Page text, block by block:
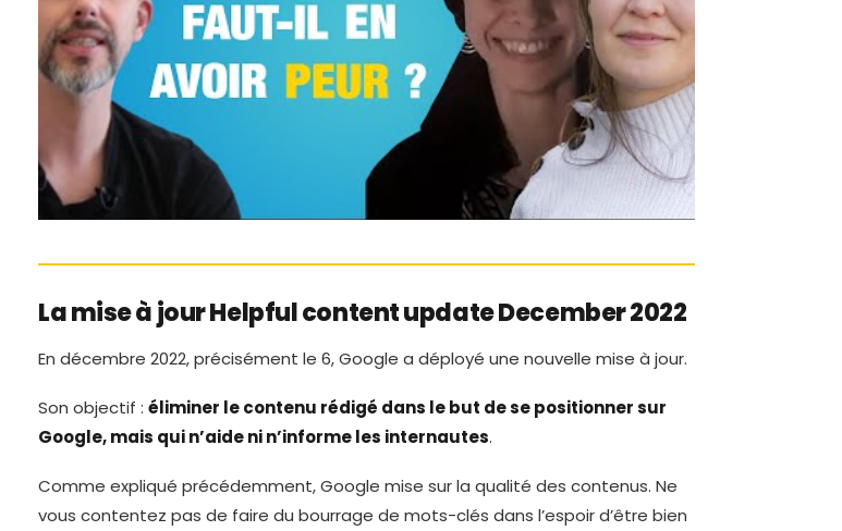
La mise à jour Helpful content update December 2022
En décembre 2022, précisément le 6, Google a déployé une nouvelle mise à jour.
Son objectif : éliminer le contenu rédigé dans le but de se positionner sur
Google, mais qui n’aide ni n’informe les internautes.
Comme expliqué précédemment, Google mise sur la qualité des contenus. Ne
vous contentez pas de faire du bourrage de mots-clés dans l’espoir d’être bien